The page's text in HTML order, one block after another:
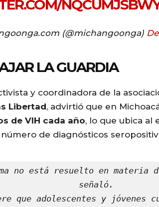
(@michangoonga)
LA GUARDIA
y coordinadora de la
Libertad, advirtió que en
de VIH cada año, lo que ubica al
de diagnósticos
no está resuelto en materia
señaló.
que adolescentes y jóvenes